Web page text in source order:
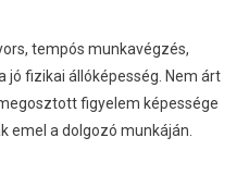
tempós munkavégzés,
fizikai állóképesség. Nem árt
figyelem képessége
emel a dolgozó munkáján.